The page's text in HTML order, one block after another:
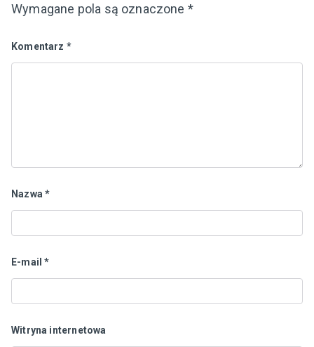
Wymagane pola są oznaczone *
Komentarz *
Nazwa*
E-mail*
Witryna internetowa